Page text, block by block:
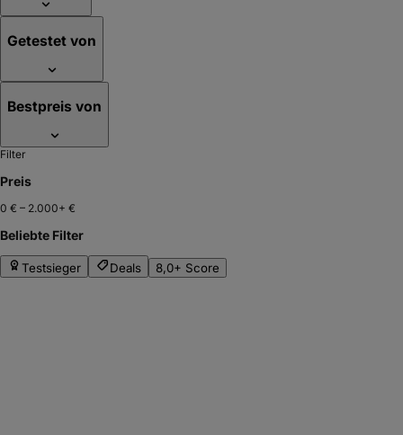
Getestet von
Bestpreis von
Filter
Preis
0 € – 2.000+ €
Beliebte Filter
Testsieger Deals 8,0+ Score